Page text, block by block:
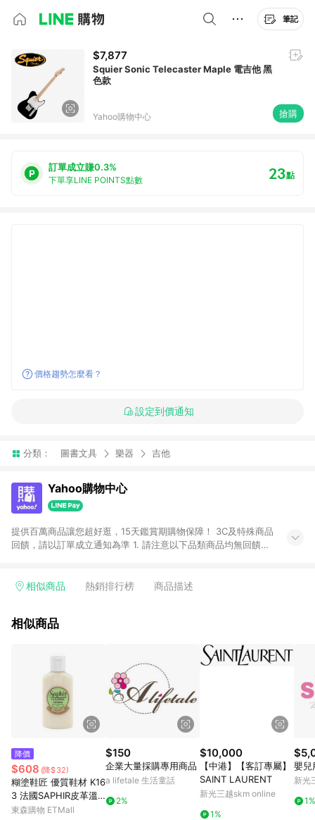
筆記
$7,877
Squier Sonic Telecaster Maple 電吉他 黑
色款
Yahoo購物中心 搶購
訂單成立賺0.3%
下單享LINE POINTS點數 23點
價格趨勢怎麼看？
設定到價通知
分類： 圖書文具 樂器 吉他
Yahoo購物中心
提供百萬商品讓您超好逛，15天鑑賞期購物保障！ 3C及特殊商品
回饋，請以訂單成立通知為準 1. 請注意以下品類商品均無回饋：
電玩/遊戲/相機/單眼/鏡頭/拍立得 [2024/6/1起適用] -內接硬
的購回饋活動享Yahoo超贈點回饋者 - 購物中心商店之商品：商
3. 訂單回饋金額將扣除運費/購物金/超贈點/福利金/紅利折抵/折
價券等虛擬貨幣折抵 4. 大宗採購或批發轉賣不具回饋資格： 如
有相關事證認定您為大宗採購、批發轉賣而非最終消費使用者，
相關認定以Yahoo購物中心之認定為準
相似商品 熱銷排行榜 商品描述
相似商品
降價
$608 (降$32)
糊塗鞋匠 優質鞋材 K16
3 法國SAPHIR皮革溫
和清潔乳125ml 1瓶
東森購物 ETMall
$150
企業大量採購專用商品
a lifetale 生活童話
2%
$10,000
【中港】【客訂專屬】
SAINT LAURENT
新光三越skm online
1%
嬰兒
新光
1%